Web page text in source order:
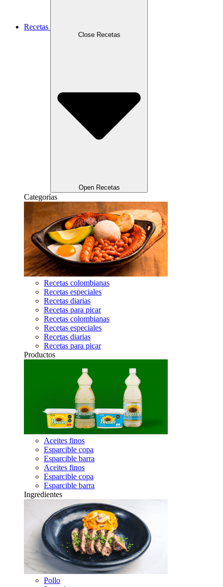
Recetas
Close Recetas
Open Recetas
Categorías
Recetas colombianas
Recetas especiales
Recetas diarias
Recetas para picar
Recetas colombianas
Recetas especiales
Recetas diarias
Recetas para picar
Productos
Aceites finos
Esparcible copa
Esparcible barra
Aceites finos
Esparcible copa
Esparcible barra
Ingredientes
Pollo